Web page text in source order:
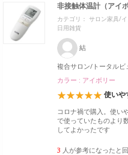
非接触体温計（アイボ
カテゴリ： サロン家具/
日用雑貨
結
複合サロン/トータルビ
カラー : アイボリー
使いや
コロナ禍で購入。使い
で使っていたものより
してよかったです
3 人が参考になったと